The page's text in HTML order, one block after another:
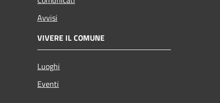
Avvisi
VIVERE IL COMUNE
Luoghi
Eventi